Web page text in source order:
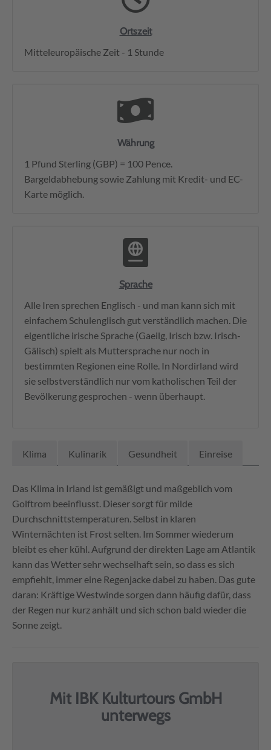
Ortszeit
Mitteleuropäische Zeit - 1 Stunde
Währung
1 Pfund Sterling (GBP) = 100 Pence.
Bargeldabhebung sowie Zahlung mit Kredit- und EC-
Karte möglich.
Sprache
Alle Iren sprechen Englisch - und man kann sich mit
einfachem Schulenglisch gut verständlich machen. Die
eigentliche irische Sprache (Gaeilg, Irisch bzw. Irisch-
Gälisch) spielt als Muttersprache nur noch in
bestimmten Regionen eine Rolle. In Nordirland wird
sie selbstverständlich nur vom katholischen Teil der
Bevölkerung gesprochen - wenn überhaupt.
Klima Kulinarik Gesundheit Einreise
Das Klima in Irland ist gemäßigt und maßgeblich vom
Golftrom beeinflusst. Dieser sorgt für milde
Durchschnittstemperaturen. Selbst in klaren
Winternächten ist Frost selten. Im Sommer wiederum
bleibt es eher kühl. Aufgrund der direkten Lage am Atlantik
kann das Wetter sehr wechselhaft sein, so dass es sich
empfiehlt, immer eine Regenjacke dabei zu haben. Das gute
daran: Kräftige Westwinde sorgen dann häufig dafür, dass
der Regen nur kurz anhält und sich schon bald wieder die
Sonne zeigt.
Mit IBK Kulturtours GmbH
unterwegs